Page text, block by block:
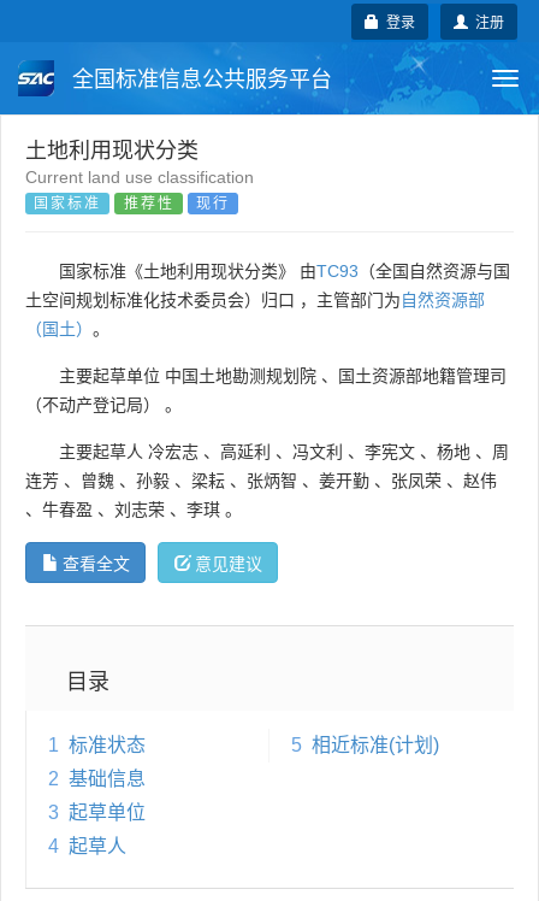
注册
登录
全国标准信息公共服务平台
国家标准
团体标准
国外标准 技术委员会
土地利用现状分类
Current land use classification
国家标准 推荐性 现行
国家标准《土地利用现状分类》 由TC93 （全国自然资源与国
土空间规划标准化技术委员会）归口 ，主管部门为自然资源部
（国土） 。
主要起草单位 中国土地勘测规划院 、
国土资源部地籍管理司
（不动产登记局）
。
主要起草人 冷宏志 、 高延利 、 冯文利 、 李宪文 、 杨地 、 周
连芳 、 曾魏 、 孙毅 、 梁耘 、 张炳智 、 姜开勤 、 张凤荣 、 赵伟
、 牛春盈 、 刘志荣 、 李琪 。
查看全文 意见建议
目录
1 标准状态
2 基础信息
3 起草单位
4 起草人
5 相近标准(计划)